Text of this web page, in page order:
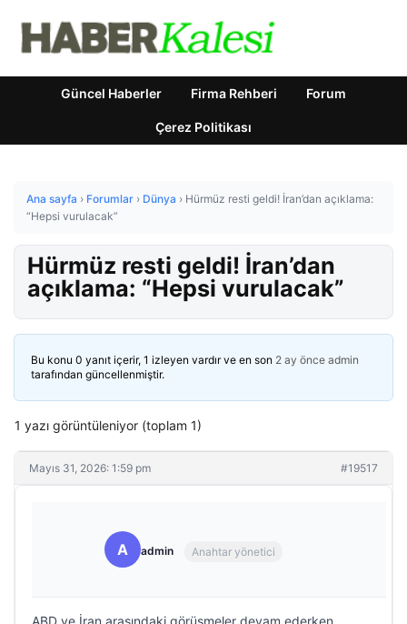
Güncel Haberler Firma Rehberi Forum
Çerez Politikası
Ana sayfa › Forumlar › Dünya › Hürmüz resti geldi! İran’dan açıklama:
“Hepsi vurulacak”
Hürmüz resti geldi! İran’dan
açıklama: “Hepsi vurulacak”
Bu konu 0 yanıt içerir, 1 izleyen vardır ve en son 2 ay önce admin
tarafından güncellenmiştir.
1 yazı görüntüleniyor (toplam 1)
Mayıs 31, 2026: 1:59 pm #19517
A admin Anahtar yönetici
ABD ve İran arasındaki görüşmeler devam ederken